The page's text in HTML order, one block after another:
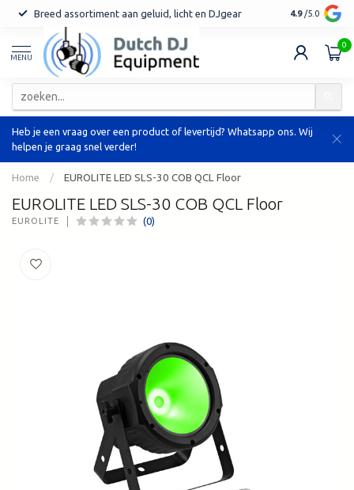
Breed assortiment aan geluid, licht en DJgear Tot 7 jaar
4.9 /5.0
MENU
0
Heb je een vraag over een product of levertijd? Whatsapp ons. Wij
helpen je graag snel verder!
Home / EUROLITE LED SLS-30 COB QCL Floor
EUROLITE LED SLS-30 COB QCL Floor
EUROLITE (0)